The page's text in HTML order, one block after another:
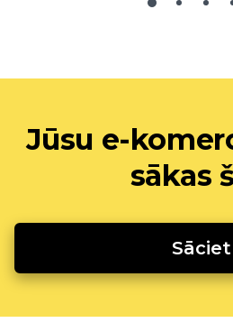
Jūsu e-
sākas
Sāciet